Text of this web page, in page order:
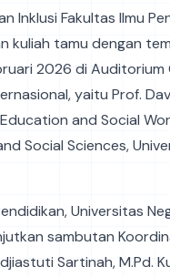
Inklusi Fakultas Ilmu
kuliah tamu dengan
2026 di Auditorium
yaitu Prof.
and Social
Social Sciences,
Universitas
sambutan
Sartinah, M.Pd.